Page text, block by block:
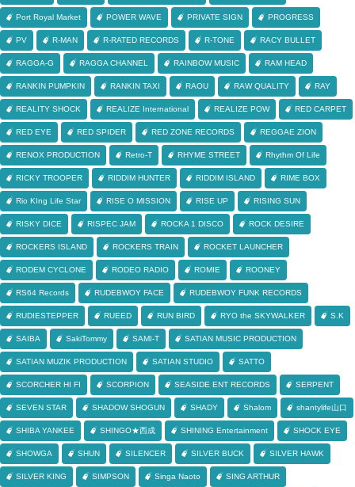
Port Royal Market POWER WAVE PRIVATE SIGN PROGRESS
PV R-MAN R-RATED RECORDS R-TONE RACY BULLET
RAGGA-G RAGGA CHANNEL RAINBOW MUSIC RAM HEAD
RANKIN PUMPKIN RANKIN TAXI RAOU RAW QUALITY RAY
REALITY SHOCK REALIZE International REALIZE POW RED CARPET
RED EYE RED SPIDER RED ZONE RECORDS REGGAE ZION
RENOX PRODUCTION Retro-T RHYME STREET Rhythm Of Life
RICKY TROOPER RIDDIM HUNTER RIDDIM ISLAND RIME BOX
Rio KIng Life Star RISE O MISSION RISE UP RISING SUN
RISKY DICE RISPEC JAM ROCKA 1 DISCO ROCK DESIRE
ROCKERS ISLAND ROCKERS TRAIN ROCKET LAUNCHER
RODEM CYCLONE RODEO RADIO ROMIE ROONEY
RS64 Records RUDEBWOY FACE RUDEBWOY FUNK RECORDS
RUDIESTEPPER RUEED RUN BIRD RYO the SKYWALKER S.K
SAIBA SakiTommy SAMI-T SATIAN MUSIC PRODUCTION
SATIAN MUZIK PRODUCTION SATIAN STUDIO SATTO
SCORCHER HI FI SCORPION SEASIDE ENT RECORDS SERPENT
SEVEN STAR SHADOW SHOGUN SHADY Shalom shantylife山口
SHIBA YANKEE SHINGO★西成 SHINING Entertainment SHOCK EYE
SHOWGA SHUN SILENCER SILVER BUCK SILVER HAWK
SILVER KING SIMPSON Singa Naoto SING ARTHUR